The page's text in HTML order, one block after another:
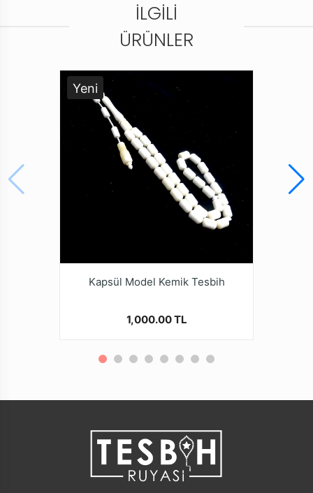
Tesbihi Çekme Özelliği
Çiftli Çekime Uygun
Standart Tesbih İpi
Kalite ve Güvenden ödün vermeyen Tesbih Ruyasi En
yeni ve En özel tasarımları sizlerle buluşturuyor.
İLGILI
ÜRÜNLER
Yeni
Kapsül Model Kemik Tesbih
1,000.00 TL